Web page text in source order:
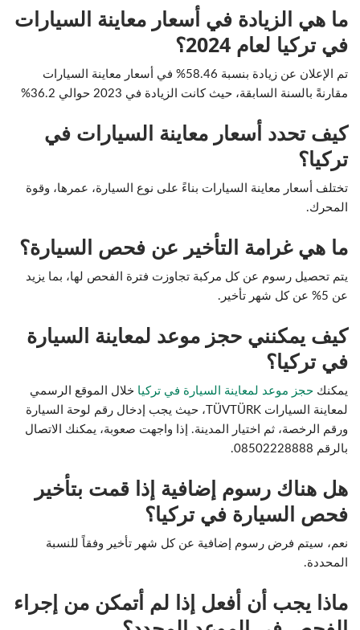
ما هي الزيادة في أسعار معاينة السيارات
في تركيا لعام 2024؟
تم الإعلان عن زيادة بنسبة 58.46% في أسعار معاينة السيارات
مقارنةً بالسنة السابقة، حيث كانت الزيادة في 2023 حوالي 36.2%
كيف تحدد أسعار معاينة السيارات في
تركيا؟
تختلف أسعار معاينة السيارات بناءً على نوع السيارة، عمرها، وقوة
المحرك.
ما هي غرامة التأخير عن فحص السيارة؟
يتم تحصيل رسوم عن كل مركبة تجاوزت فترة الفحص لها، بما يزيد
عن 5% عن كل شهر تأخير.
كيف يمكنني حجز موعد لمعاينة السيارة
في تركيا؟
يمكنك حجز موعد لمعاينة السيارة في تركيا خلال الموقع الرسمي
لمعاينة السيارات TÜVTÜRK، حيث يجب إدخال رقم لوحة السيارة
ورقم الرخصة، ثم اختيار المدينة. إذا واجهت صعوبة، يمكنك الاتصال
بالرقم 08502228888.
هل هناك رسوم إضافية إذا قمت بتأخير
فحص السيارة في تركيا؟
نعم، سيتم فرض رسوم إضافية عن كل شهر تأخير وفقاً للنسبة
المحددة.
ماذا يجب أن أفعل إذا لم أتمكن من إجراء